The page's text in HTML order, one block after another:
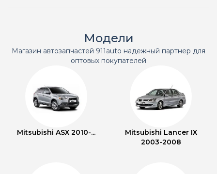
Модели
Магазин автозапчастей 911auto надежный партнер для
оптовых покупателей
Mitsubishi ASX 2010-...
Mitsubishi Lancer IX
2003-2008